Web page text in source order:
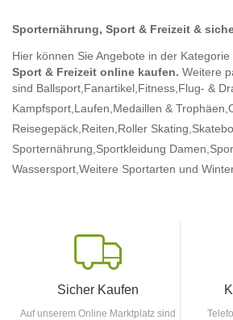
Sporternährung, Sport & Freizeit &
Hier können Sie Angebote in der Kategorie
Sport & Freizeit online kaufen. Weitere
sind Ballsport, Fanartikel, Fitness, Flug- &
Kampfsport, Laufen, Medaillen & Trophäen,
Reisegepäck, Reiten, Roller Skating,
Sporternährung, Sportkleidung Damen,
Wassersport, Weitere Sportarten und
Sicher Kaufen
Auf unserem Online Marktplatz sind